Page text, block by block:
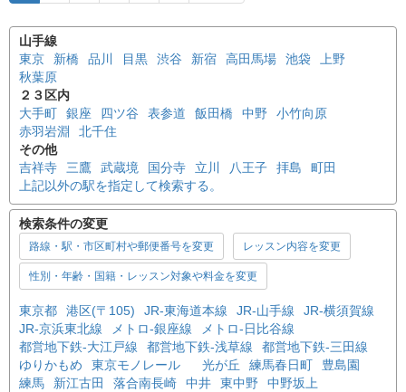
山手線
東京
新橋 品川 目黒 渋谷 新宿 高田馬場 池袋
上野
秋葉原
２３区内
大手町
銀座 四ツ谷 表参道 飯田橋 中野
小竹向原
赤羽岩淵
北千住
その他
吉祥寺
三鷹 武蔵境 国分寺 立川 八王子 拝島
町田
上記以外の駅を指定して検索する。
検索条件の変更
路線・駅・市区町村や郵便番号を変更 レッスン内容を変更
性別・年齢・国籍・レッスン対象や料金を変更
東京都 港区(〒105) JR-東海道本線 JR-山手線
JR-横須賀線
JR-京浜東北線
メトロ-銀座線
メトロ-日比谷線
都営地下鉄-大江戸線
都営地下鉄-浅草線
都営地下鉄-三田線
ゆりかもめ
東京モノレール 光が丘 練馬春日町
豊島園
練馬
新江古田 落合南長崎 中井 東中野
中野坂上